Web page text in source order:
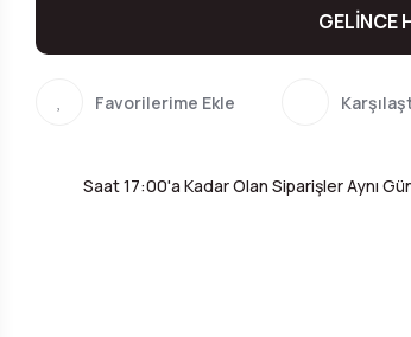
GELİNCE
Saat 17:00'a Kadar Olan Siparişler Aynı